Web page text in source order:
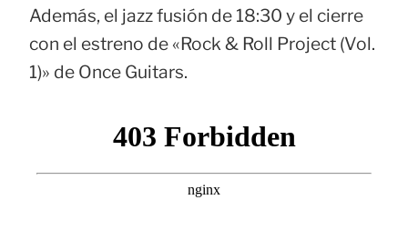
Además, el jazz fusión de 18:30 y el cierre
con el estreno de «Rock & Roll Project (Vol.
1)» de Once Guitars.